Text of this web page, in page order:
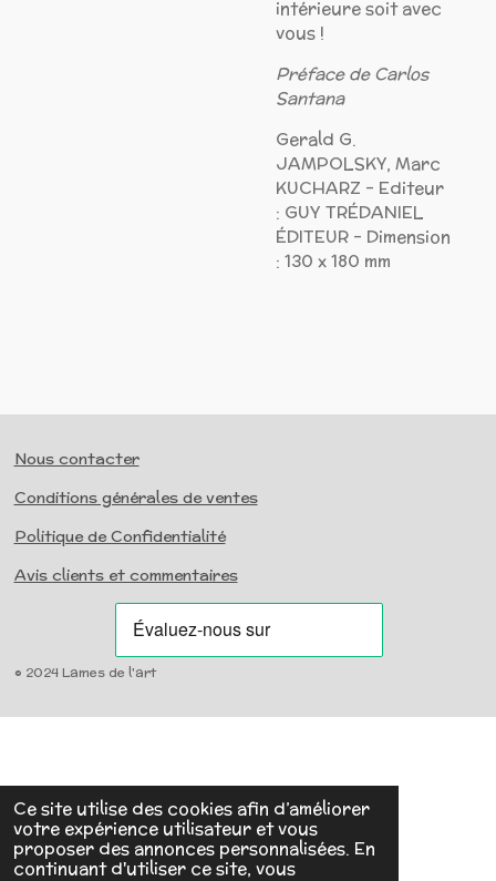
Ce site utilise des cookies afin d’améliorer
votre expérience utilisateur et vous
proposer des annonces personnalisées. En
continuant d'utiliser ce site, vous
intérieure soit avec
vous !
Préface de Carlos
Santana
Gerald G.
JAMPOLSKY, Marc
KUCHARZ - Editeur
: GUY TRÉDANIEL
ÉDITEUR - Dimension
: 130 x 180 mm
Nous contacter
Conditions générales de ventes
Politique de Confidentialité
Avis clients et commentaires
© 2024 Lames de l'art